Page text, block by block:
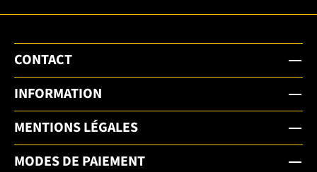
CONTACT
INFORMATION
MENTIONS LÉGALES
MODES DE PAIEMENT